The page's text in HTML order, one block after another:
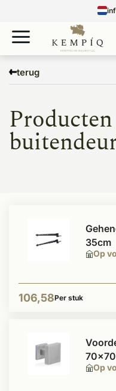
terug
buitendeurbeslag
Op
35cm
106,58Per stuk
Op